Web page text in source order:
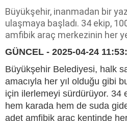
Büyükşehir, inanmadan bir
ulaşmaya başladı. 34 ekip,
amfibik araç merkezinin her
GÜNCEL - 2025-04-24
Büyükşehir Belediyesi, halk
amacıyla her yıl olduğu gibi
için ilerlemeyi sürdürüyor. 34
hem karada hem de suda
adet amfibik araç kentinde